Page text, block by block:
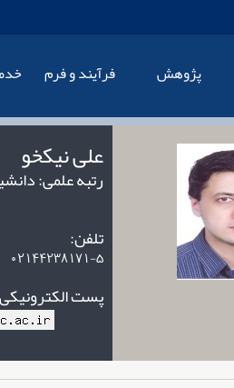
پژوهش فرآيند و فرم
علی نیکخو
رتبه علمی:
تلفن:
02144238171-5
پست